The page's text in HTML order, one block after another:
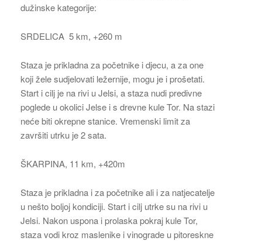
dužinske kategorije:
SRDELICA 5 km, +260 m
Staza je prikladna za početnike i djecu, a za one
koji žele sudjelovati ležernije, mogu je i prošetati.
Start i cilj je na rivi u Jelsi, a staza nudi predivne
poglede u okolici Jelse i s drevne kule Tor. Na stazi
neće biti okrepne stanice. Vremenski limit za
završiti utrku je 2 sata.
ŠKARPINA, 11 km, +420m
Staza je prikladna i za početnike ali i za natjecatelje
u nešto boljoj kondiciji. Start i cilj utrke su na rivi u
Jelsi. Nakon uspona i prolaska pokraj kule Tor,
staza vodi kroz maslenike i vinograde u pitoreskne